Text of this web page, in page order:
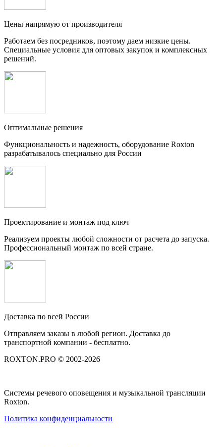
Цены напрямую от производителя
Работаем без посредников, поэтому даем низкие цены.
Специальные условия для оптовых закупок и комплексных
решений.
Оптимальные решения
Функциональность и надежность, оборудование Roxton
разрабатывалось специально для России
Проектирование и монтаж под ключ
Реализуем проекты любой сложности от расчета до запуска.
Профессиональный монтаж по всей стране.
Доставка по всей России
Отправляем заказы в любой регион. Доставка до
транспортной компании - бесплатно.
ROXTON.PRO © 2002-2026
Системы речевого оповещения и музыкальной трансляции
Roxton.
Политика конфиденциальности